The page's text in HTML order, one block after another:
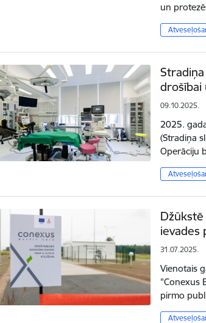
un
drošībai
09.10.2025.
2025.
(Stradiņa
Operāciju
ievades
31.07.2025.
Vienotais
"Conexus
pirmo